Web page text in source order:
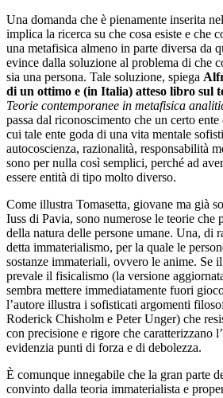
Una domanda che è pienamente inserita
implica la ricerca su che cosa esiste e che
una metafisica almeno in parte diversa da
evince dalla soluzione al problema di che
sia una persona. Tale soluzione, spiega
di un ottimo e (in Italia) atteso libro sul
Teorie contemporanee in metafisica
passa dal riconoscimento che un certo
cui tale ente goda di una vita mentale
autocoscienza, razionalità, responsabilità
sono per nulla così semplici, perché ad
essere entità di tipo molto diverso.
Come illustra Tomasetta, giovane ma già
Iuss di Pavia, sono numerose le teorie che
della natura delle persone umane. Una, di
detta immaterialismo, per la quale le
sostanze immateriali, ovvero le anime. Se
prevale il fisicalismo (la versione
sembra mettere immediatamente fuori
l’autore illustra i sofisticati argomenti
Roderick Chisholm e Peter Unger) che
con precisione e rigore che caratterizzano
evidenzia punti di forza e di debolezza.
È comunque innegabile che la gran parte
convinto dalla teoria immaterialista e